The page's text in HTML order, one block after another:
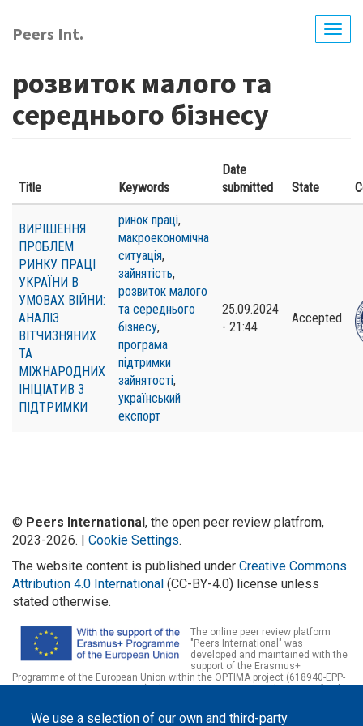
main
Peers Int.
розвиток малого та
середнього бізнесу
Title Keywords
Date
submitted
State
ВИРІШЕННЯ
ПРОБЛЕМ
РИНКУ ПРАЦІ
УКРАЇНИ В
УМОВАХ ВІЙНИ:
АНАЛІЗ
ВІТЧИЗНЯНИХ
ТА
МІЖНАРОДНИХ
ІНІЦІАТИВ З
ПІДТРИМКИ
ринок праці,
макроекономічна
ситуація,
зайнятість,
розвиток малого
та середнього
бізнесу,
програма
підтримки
зайнятості,
український
експорт
25.09.2024
- 21:44
Accepted
We use a selection of our own and third-party
© Peers International, the open peer review platfrom,
2023-2026. | Cookie Settings.
The website content is published under Creative Commons
Attribution 4.0 International (CC-BY-4.0) license unless
stated otherwise.
The online peer review platform
"Peers International" was
developed and maintained with the
support of the Erasmus+
Programme of the European Union within the OPTIMA project (618940-EPP-
contents, which reflect the views only of the authors, and the Commission
cannot be held responsible for any use which may be made of the